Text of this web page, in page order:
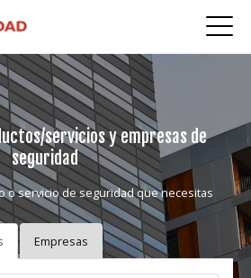
servicios y empresas de
seguridad
o servicio de seguridad que necesitas
Empresas